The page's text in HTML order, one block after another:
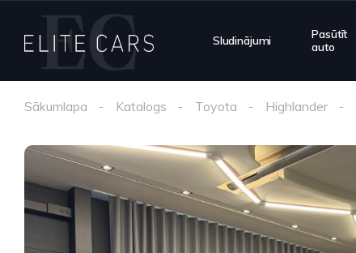
Sludinājumi
Pasūtīt
auto
Sākumlapa Katalogs Toyota Highlander